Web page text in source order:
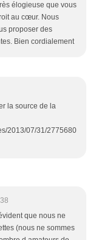
élogieuse que vous
au cœur. Nous
proposer des
Bien cordialement
la source de la
2013/07/31/2775680
que nous ne
(nous ne sommes